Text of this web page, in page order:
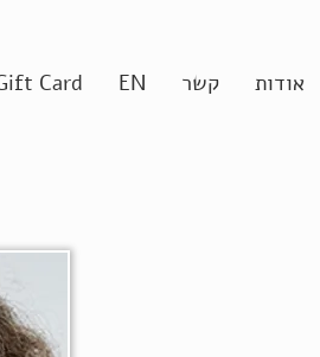
אודות קשר EN
Card